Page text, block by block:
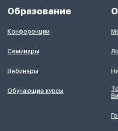
Образование
Конференции
Семинары
Вебинары
Обучающие курсы